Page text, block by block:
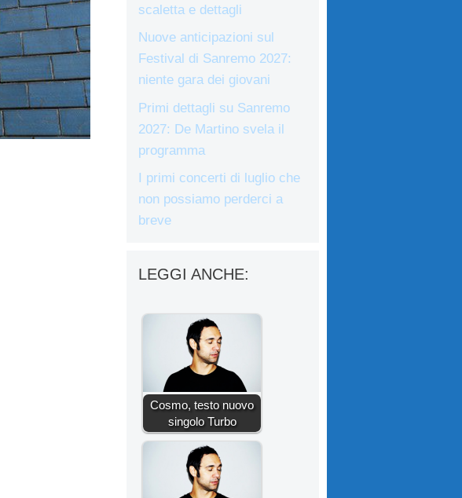
scaletta e dettagli
Nuove anticipazioni sul
Festival di Sanremo 2027:
niente gara dei giovani
Primi dettagli su Sanremo
2027: De Martino svela il
programma
I primi concerti di luglio che
non possiamo perderci a
breve
LEGGI ANCHE:
Cosmo, testo nuovo
singolo Turbo